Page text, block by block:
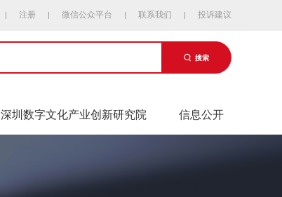
注册 微信公众平台 联系我们 投诉建议
搜索
深圳数字文化产业创新研究院 信息公开